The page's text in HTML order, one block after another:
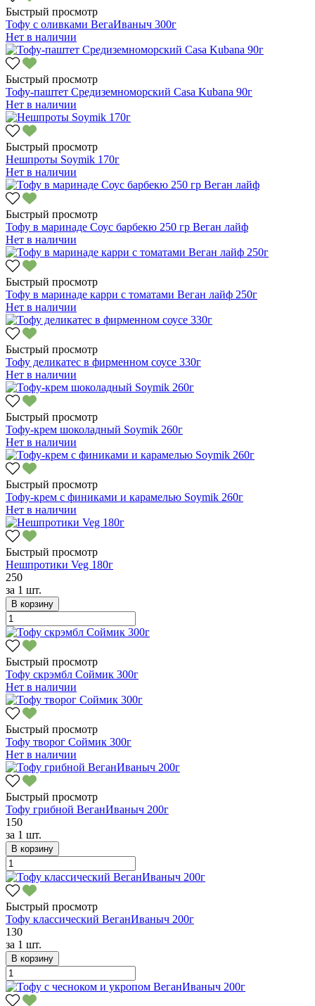
Быстрый просмотр
Тофу с оливками ВегаИваныч 300г
Нет в наличии
Быстрый просмотр
Тофу-паштет Средиземноморский Casa Kubana 90г
Нет в наличии
Быстрый просмотр
Нешпроты Soymik 170г
Нет в наличии
Быстрый просмотр
Тофу в маринаде Соус барбекю 250 гр Веган лайф
Нет в наличии
Быстрый просмотр
Тофу в маринаде карри с томатами Веган лайф 250г
Нет в наличии
Быстрый просмотр
Тофу деликатес в фирменном соусе 330г
Нет в наличии
Быстрый просмотр
Тофу-крем шоколадный Soymik 260г
Нет в наличии
Быстрый просмотр
Тофу-крем с финиками и карамелью Soymik 260г
Нет в наличии
Быстрый просмотр
Нешпротики Veg 180г
250
за 1 шт.
В корзину
Быстрый просмотр
Тофу скрэмбл Соймик 300г
Нет в наличии
Быстрый просмотр
Тофу творог Соймик 300г
Нет в наличии
Быстрый просмотр
Тофу грибной ВеганИваныч 200г
150
за 1 шт.
В корзину
Быстрый просмотр
Тофу классический ВеганИваныч 200г
130
за 1 шт.
В корзину